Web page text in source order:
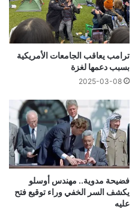
ترامب يعاقب الجامعات الأمريكية
بسبب دعمها لغزة
2025-03-08
فضيحة مدوية.. مهندس أوسلو
يكشف السر الخفي وراء توقيع فتح
عليه